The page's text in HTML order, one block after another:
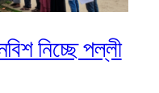
নিচ্ছে পল্লী